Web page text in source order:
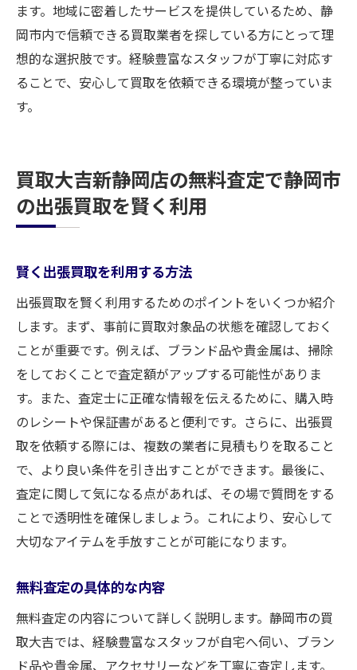
ます。地域に密着したサービスを提供しているため、静
岡市内で信頼できる買取業者を探している方にとって理
想的な選択肢です。経験豊富なスタッフが丁寧に対応す
ることで、安心して買取を依頼できる環境が整っていま
す。
買取大吉新静岡店の無料査定で静岡市
の出張買取を賢く利用
賢く出張買取を利用する方法
出張買取を賢く利用するためのポイントをいくつか紹介
します。まず、事前に買取対象品の状態を確認しておく
ことが重要です。例えば、ブランド品や貴金属は、掃除
をしておくことで査定額がアップする可能性がありま
す。また、査定士に正確な情報を伝えるために、購入時
のレシートや保証書があると便利です。さらに、出張買
取を依頼する際には、複数の業者に見積もりを取ること
で、より良い条件を引き出すことができます。最後に、
査定に関して気になる点があれば、その場で質問をする
ことで透明性を確保しましょう。これにより、安心して
大切なアイテムを手放すことが可能になります。
無料査定の具体的な内容
無料査定の内容について詳しく説明します。静岡市の買
取大吉では、経験豊富なスタッフが自宅へ伺い、ブラン
ド品や貴金属、アクセサリーなどを丁寧に査定します。